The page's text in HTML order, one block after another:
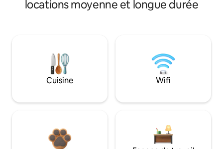
locations moyenne et longue durée
Cuisine Wifi